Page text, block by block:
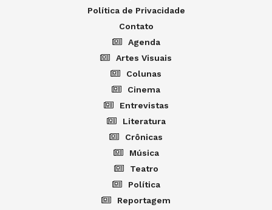
Política de Privacidade
Contato
Agenda
Artes Visuais
Colunas
Cinema
Entrevistas
Literatura
Crônicas
Música
Teatro
Política
Reportagem